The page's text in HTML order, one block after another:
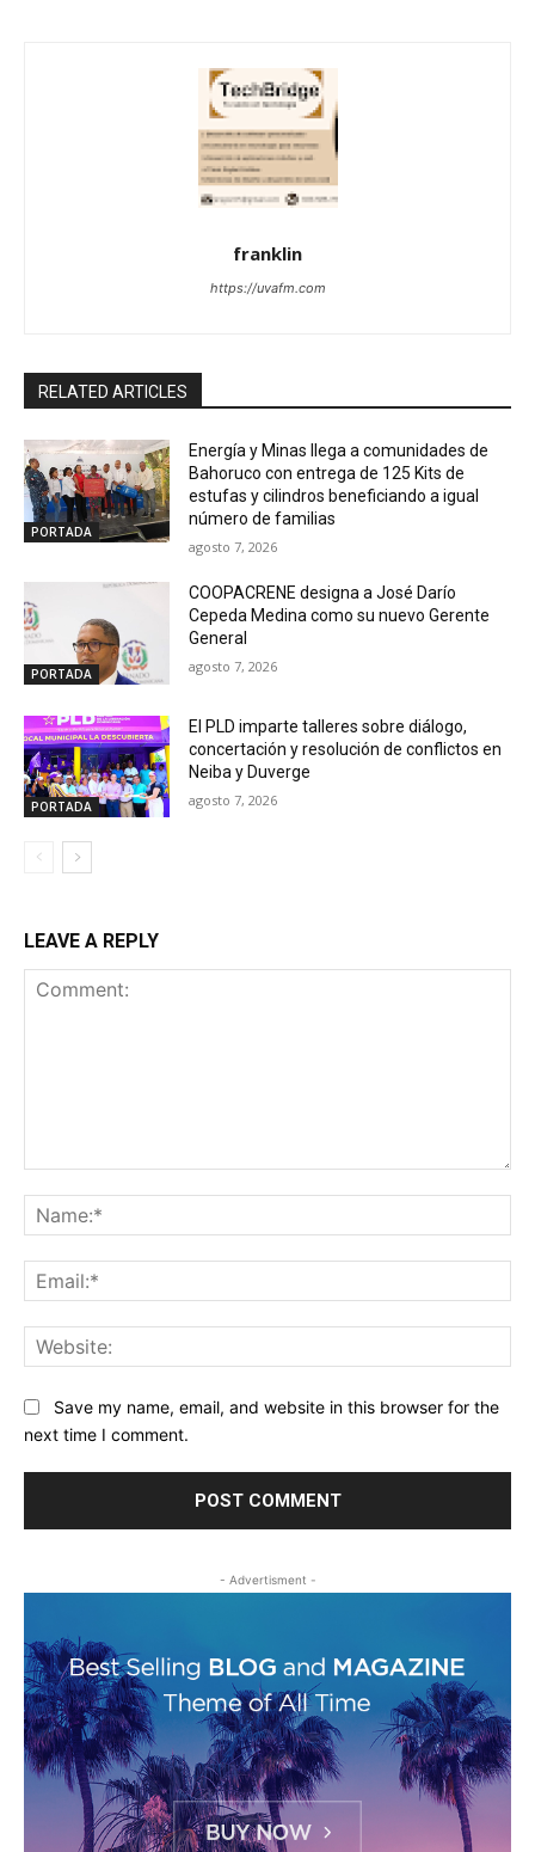
franklin
https://uvafm.com
RELATED ARTICLES
PORTADA
Energía y Minas llega a comunidades de
Bahoruco con entrega de 125 Kits de
estufas y cilindros beneficiando a igual
número de familias
agosto 7, 2026
PORTADA
COOPACRENE designa a José Darío
Cepeda Medina como su nuevo Gerente
General
agosto 7, 2026
PORTADA
El PLD imparte talleres sobre diálogo,
concertación y resolución de conflictos en
Neiba y Duverge
agosto 7, 2026
LEAVE A REPLY
Save my name, email, and website in this browser for the
next time I comment.
- Advertisment -